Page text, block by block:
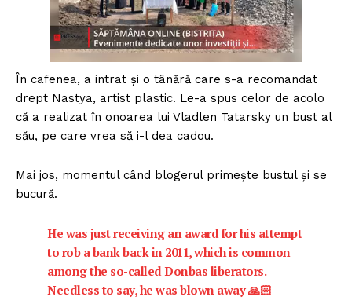
În cafenea, a intrat și o tânără care s-a recomandat
drept Nastya, artist plastic. Le-a spus celor de acolo
că a realizat în onoarea lui Vladlen Tatarsky un bust al
său, pe care vrea să i-l dea cadou.
Mai jos, momentul când blogerul primește bustul și se
bucură.
He was just receiving an award for his attempt
to rob a bank back in 2011, which is common
among the so-called Donbas liberators.
Needless to say, he was blown away 🙏🏻